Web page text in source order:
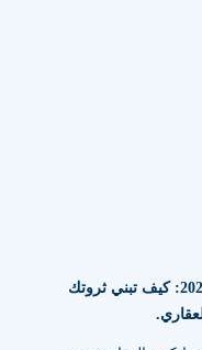
الاستثمار العقاري في مصر 2025: كيف تبني ثروتك